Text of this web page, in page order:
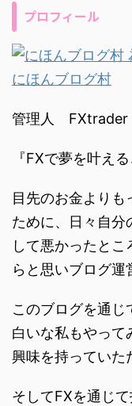
プロフィール
にほんブログ村
管理人
『FXで夢を叶え
目先のお金よりも
ために、日々自分
して悪かったと
らと思いブログ運
このブログを通
白いな私もやって
興味を持っていた
そしてFXを通じ